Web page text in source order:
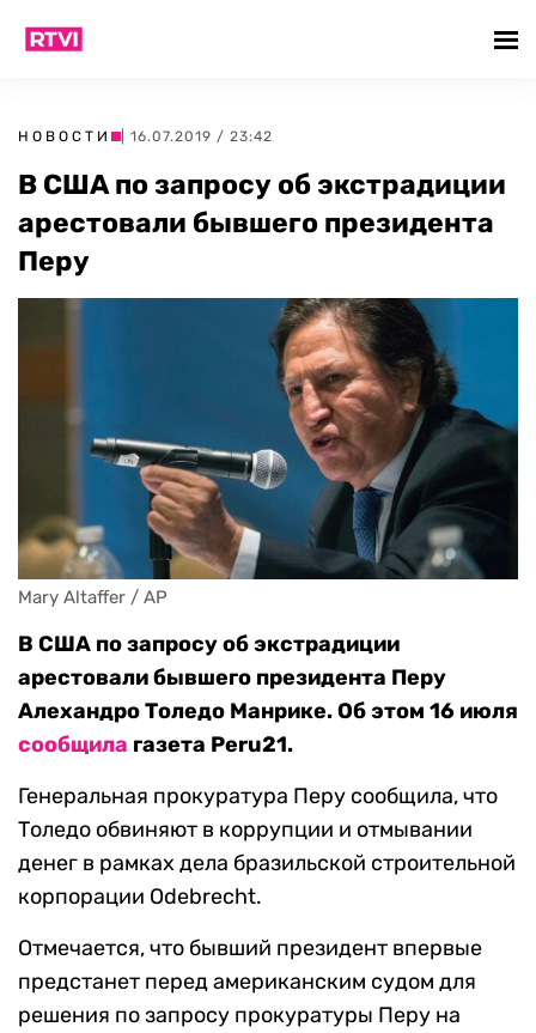
НОВОСТИ | 16.07.2019 / 23:42
В США по запросу об экстрадиции
арестовали бывшего президента
Перу
Mary Altaffer / AP
В США по запросу об экстрадиции
арестовали бывшего президента Перу
Алехандро Толедо Манрике. Об этом 16 июля
сообщила газета Peru21.
Генеральная прокуратура Перу сообщила, что
Толедо обвиняют в коррупции и отмывании
денег в рамках дела бразильской строительной
корпорации Odebrecht.
Отмечается, что бывший президент впервые
предстанет перед американским судом для
решения по запросу прокуратуры Перу на